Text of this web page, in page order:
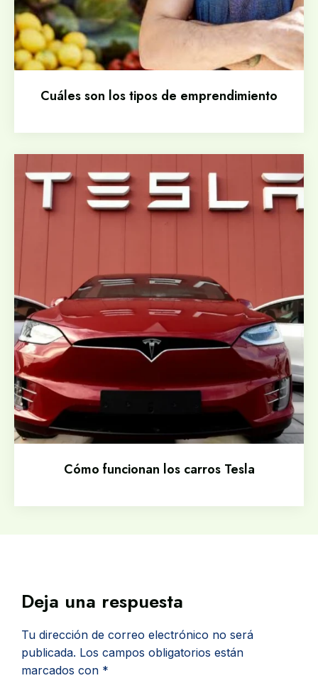
Cuáles son los tipos de emprendimiento
Cómo funcionan los carros Tesla
Deja una respuesta
Tu dirección de correo electrónico no será
publicada. Los campos obligatorios están
marcados con *